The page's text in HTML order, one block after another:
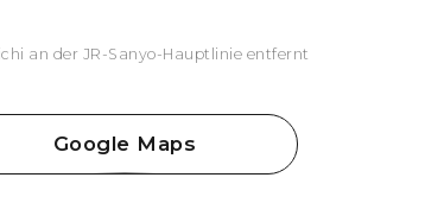
an der JR-Sanyo-Hauptlinie entfernt
Google Maps